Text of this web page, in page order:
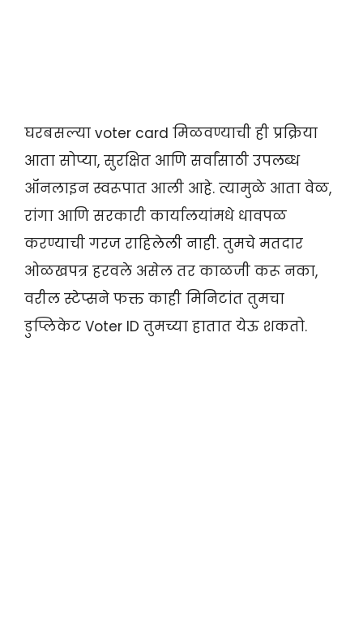
घरबसल्या voter card मिळवण्याची ही प्रक्रिया
आता सोप्या, सुरक्षित आणि सर्वांसाठी उपलब्ध
ऑनलाइन स्वरूपात आली आहे. त्यामुळे आता वेळ,
रांगा आणि सरकारी कार्यालयांमधे धावपळ
करण्याची गरज राहिलेली नाही. तुमचे मतदार
ओळखपत्र हरवले असेल तर काळजी करू नका,
वरील स्टेप्सने फक्त काही मिनिटांत तुमचा
डुप्लिकेट Voter ID तुमच्या हातात येऊ शकतो.